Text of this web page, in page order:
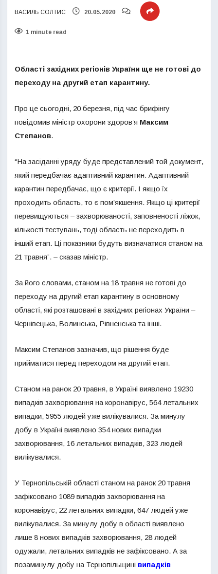
ВАСИЛЬ СОЛТИС 20.05.2020
1 minute read
Області західних регіонів України ще не готові до
переходу на другий етап карантину.
Про це сьогодні, 20 березня, під час брифінгу
повідомив міністр охорони здоров’я Максим
Степанов.
“На засіданні уряду буде представлений той документ,
який передбачає адаптивний карантин. Адаптивний
карантин передбачає, що є критерії. І якщо їх
проходить область, то є пом’якшення. Якщо ці критерії
перевищуються – захворюваності, заповненості ліжок,
кількості тестувань, тоді область не переходить в
інший етап. Ці показники будуть визначатися станом на
21 травня”. – сказав міністр.
За його словами, станом на 18 травня не готові до
переходу на другий етап карантину в основному
області, які розташовані в західних регіонах України –
Чернівецька, Волинська, Рівненська та інші.
Максим Степанов зазначив, що рішення буде
прийматися перед переходом на другий етап.
Cтаном на ранок 20 травня, в Україні виявлено 19230
випадків захворювання на коронавірус, 564 летальних
випадки, 5955 людей уже вилікувалися. За минулу
добу в Україні виявлено 354 нових випадки
захворювання, 16 летальних випадків, 323 людей
вилікувалися.
У Тернопільській області станом на ранок 20 травня
зафіксовано 1089 випадків захворювання на
коронавірус, 22 летальних випадки, 647 людей уже
вилікувалися. За минулу добу в області виявлено
лише 8 нових випадків захворювання, 28 людей
одужали, летальних випадків не зафіксовано. А за
позаминулу добу на Тернопільщині випадків